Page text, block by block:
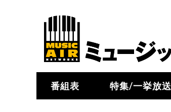
番組表 特集/一挙放送